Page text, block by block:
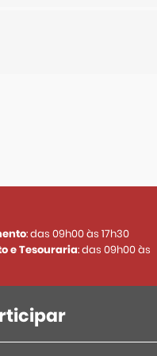
: das 09h00 às 17h30
e Tesouraria: das 09h00 às